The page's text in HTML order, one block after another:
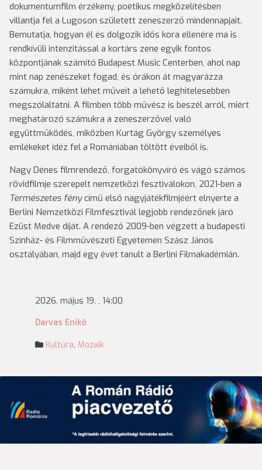
dokumentumfilm érzékeny, poétikus megközelítésben
villantja fel a Lugoson született zeneszerző mindennapjait.
Bemutatja, hogyan él és dolgozik idős kora ellenére ma is
rendkívüli intenzitással a kortárs zene egyik fontos
központjának számító Budapest Music Centerben, ahol nap
mint nap zenészeket fogad, és órákon át magyarázza
számukra, miként lehet műveit a lehető leghitelesebben
megszólaltatni. A filmben több művész is beszél arról, miért
meghatározó számukra a zeneszerzővel való
együttműködés, miközben Kurtág György személyes
emlékeket idéz fel a Romániában töltött éveiből is.
Nagy Dénes filmrendező, forgatókönyvíró és vágó számos
rövidfilmje szerepelt nemzetközi fesztiválokon, 2021-ben a
Természetes fénycímű első nagyjátékfilmjéért elnyerte a
Berlini Nemzetközi Filmfesztivál legjobb rendezőnek járó
Ezüst Medve díját. A rendező 2009-ben végzett a budapesti
Színház- és Filmművészeti Egyetemen Szász János
osztályában, majd egy évet tanult a Berlini Filmakadémián.
2026. május 19. , 14:00
Darvas Enikő
Kultúra, Mozaik